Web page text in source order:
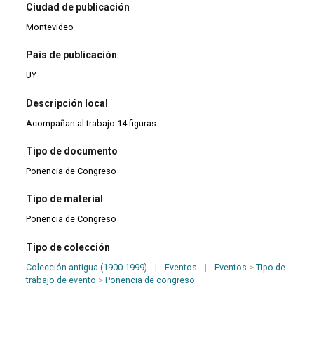
Ciudad de publicación
Montevideo
País de publicación
UY
Descripción local
Acompañan al trabajo 14 figuras
Tipo de documento
Ponencia de Congreso
Tipo de material
Ponencia de Congreso
Tipo de colección
Colección antigua (1900-1999) | Eventos | Eventos >Tipo de
trabajo de evento >Ponencia de congreso